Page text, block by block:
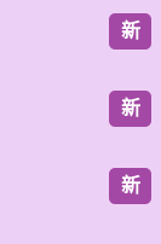
新
新
新